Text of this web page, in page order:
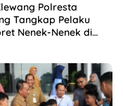
Polresta
Tangkap Pelaku
Nenek-Nenek di